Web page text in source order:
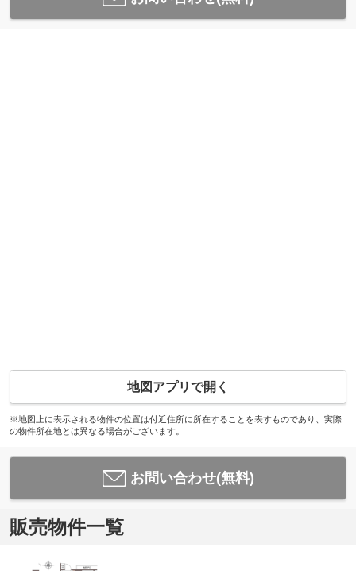
地図アプリで開く
※地図上に表示される物件の位置は付近住所に所在することを表すものであり、実際
の物件所在地とは異なる場合がございます。
お問い合わせ(無料)
販売物件一覧